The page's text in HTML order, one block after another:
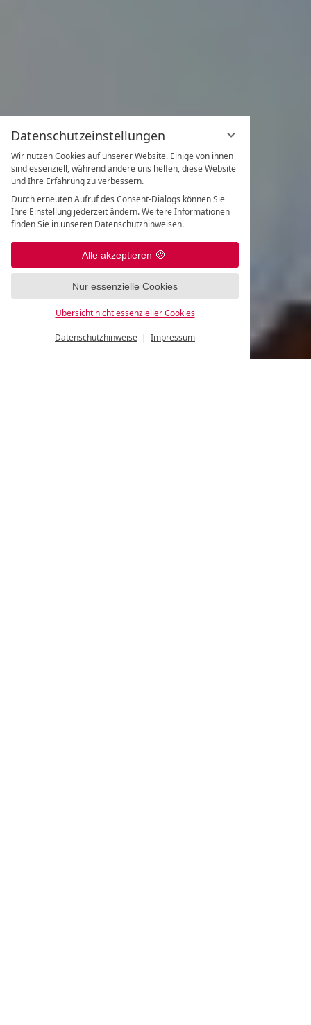
Datenschutzeinstellungen
Wir nutzen Cookies auf unserer Website. Einige von ihnen
sind essenziell, während andere uns helfen, diese Website
und Ihre Erfahrung zu verbessern.
Durch erneuten Aufruf des Consent-Dialogs können Sie
Ihre Einstellung jederzeit ändern. Weitere Informationen
finden Sie in unseren Datenschutzhinweisen.
Alle akzeptieren
Nur essenzielle Cookies
Übersicht nicht essenzieller Cookies
Datenschutzhinweise Impressum